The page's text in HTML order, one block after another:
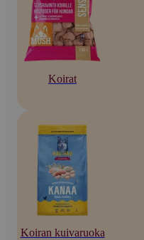
Koirat
Koiran kuivaruoka